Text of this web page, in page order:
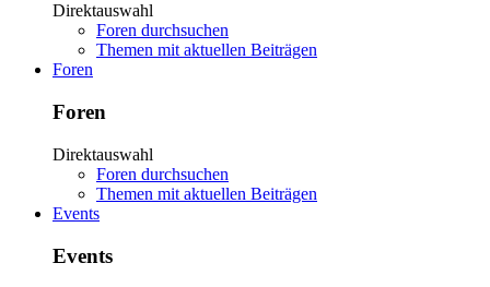
Direktauswahl
Foren durchsuchen
Themen mit aktuellen Beiträgen
Foren
Foren
Direktauswahl
Foren durchsuchen
Themen mit aktuellen Beiträgen
Events
Events